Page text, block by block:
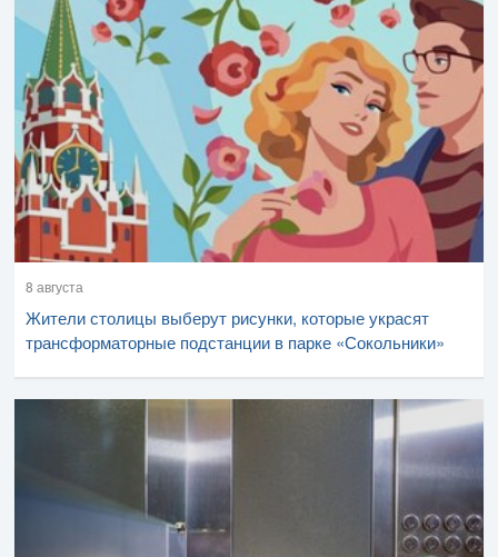
8 августа
Жители столицы выберут рисунки, которые украсят
трансформаторные подстанции в парке «Сокольники»